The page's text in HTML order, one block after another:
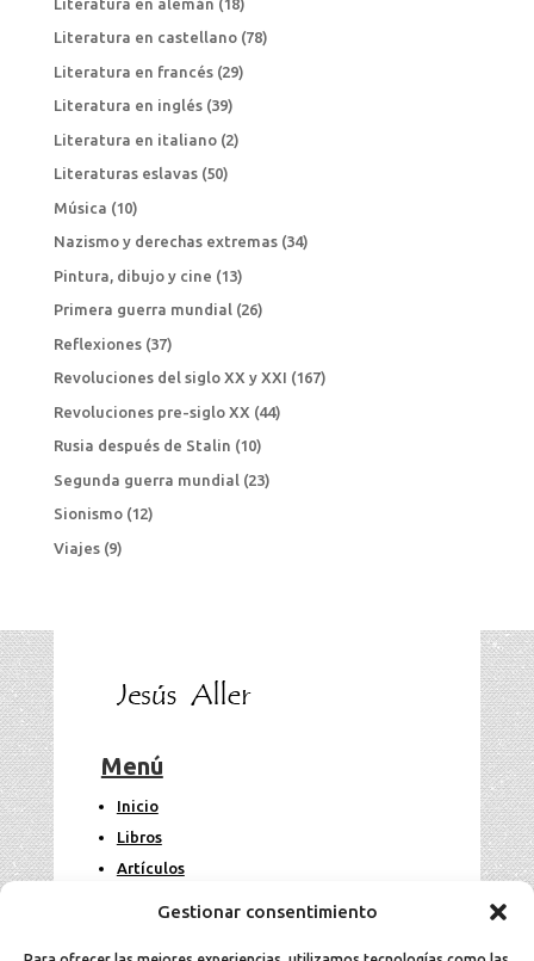
Gestionar consentimiento
Literatura en castellano(78)
Literatura en francés(29)
Literatura en inglés(39)
Literatura en italiano(2)
Literaturas eslavas(50)
Música (10)
Nazismo y derechas extremas(34)
Pintura, dibujo y cine (13)
Primera guerra mundial(26)
Reflexiones(37)
Revoluciones del siglo XX y XXI (167)
Revoluciones pre-siglo XX (44)
Rusia después de Stalin (10)
Segunda guerra mundial (23)
Sionismo(12)
Viajes(9)
Menú
Inicio
Libros
Artículos